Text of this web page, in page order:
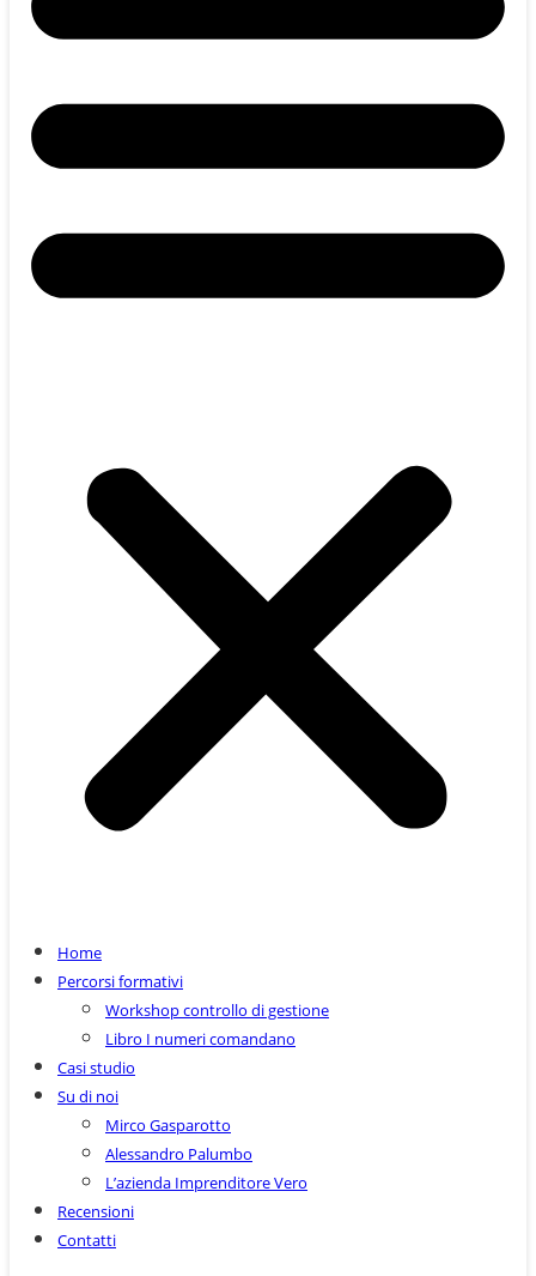
Home
Percorsi formativi
Workshop controllo di gestione
Libro I numeri comandano
Casi studio
Su di noi
Mirco Gasparotto
Alessandro Palumbo
L’azienda Imprenditore Vero
Recensioni
Contatti